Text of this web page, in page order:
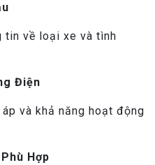
tin về loại xe và tình
Điện
và khả năng hoạt động
Hợp